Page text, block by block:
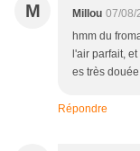
M Millou 07/08/
hmm du
l'air parfait,
es très
Répondre